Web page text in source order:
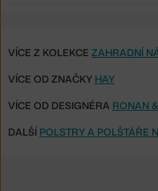
VÍCE Z KOLEKCE ZAHRADNÍ
VÍCE OD ZNAČKY HAY
VÍCE OD DESIGNÉRA RONAN
DALŠÍ POLSTRY A POLŠTÁŘE